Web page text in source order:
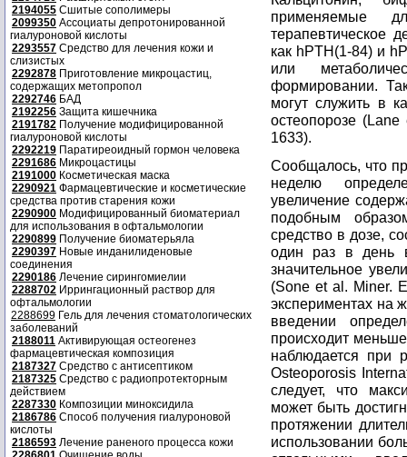
2194055 Сшитые сополимеры
2099350 Ассоциаты депротонированной
гиалуроновой кислоты
2293557 Средство для лечения кожи и
слизистых
2292878 Приготовление микроцастиц,
содержащих метопропол
2292746 БАД
2192256 Защита кишечника
2191782 Получение модифицированной
гиалуроновой кислоты
2292219 Паратиреоидный гормон человека
2291686 Микроцастицы
2191000 Косметическая маска
2290921 Фармацевтические и косметические
средства против старения кожи
2290900 Модифицированный биоматериал
для использования в офтальмологии
2290899 Получение биоматерьяла
2290397 Новые инданилиденовые
соединения
2290186 Лечение сирингомиелии
2288702 Иррингационный раствор для
офтальмологии
2288699 Гель для лечения стоматологических
заболеваний
2188011 Активирующая остеогенез
фармацевтическая композиция
2187327 Средство с антисептиком
2187325 Средство с радиопротекторным
действием
2287330 Композиции миноксидила
2186786 Способ получения гиалуроновой
кислоты
2186593 Лечение раненого процесса кожи
применяемые
терапевтическое
как hPTH(1-84) и
или
формировании.
могут служить в
остеопорозе
1633).
Сообщалось, что
неделю
увеличение
подобным
средство в дозе,
один раз в день
значительное
(Sone et al. Miner.
экспериментах на
введении
происходит
наблюдается при
Osteoporosis
следует, что
может быть
протяжении
использовании